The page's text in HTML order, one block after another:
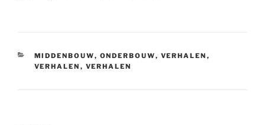
CATEGORIEËN
MIDDENBOUW, ONDERBOUW, VERHALEN ,
VERHALEN , VERHALEN